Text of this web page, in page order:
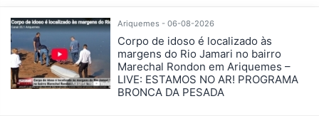
Ariquemes - 06-08-2026
Corpo de idoso é localizado às
margens do Rio Jamari no bairro
Marechal Rondon em Ariquemes –
LIVE: ESTAMOS NO AR! PROGRAMA
BRONCA DA PESADA